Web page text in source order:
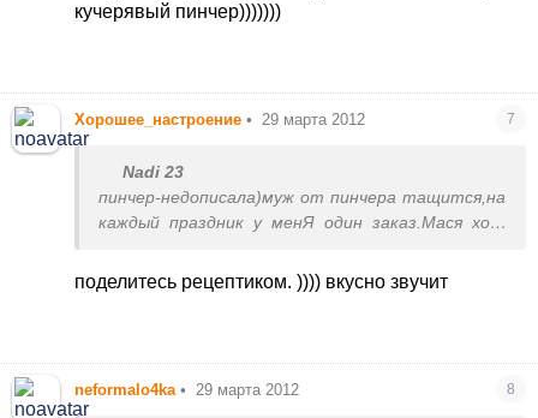
кучерявый пинчер)))))))
Хорошее_настроение • 29 марта 2012 7
Nadi 23
пинчер-недописала)муж от пинчера тащится,на
каждый праздник у менЯ один заказ.Мася хочу
поделитесь рецептиком. )))) вкусно звучит
neformalo4ka • 29 марта 2012 8